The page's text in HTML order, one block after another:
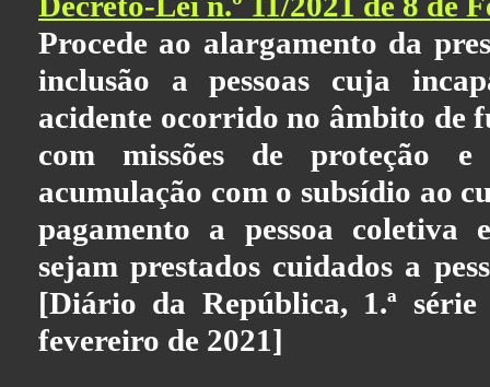
Procede ao alargamento da
inclusão a pessoas cuja
acidente ocorrido no âmbito de
com missões de proteção
acumulação com o subsídio ao
pagamento a pessoa coletiva
sejam prestados cuidados a
[Diário da República, 1.ª
fevereiro de 2021]